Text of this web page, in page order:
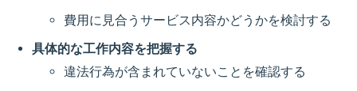
費用に見合うサービス内容かどうかを検討する
具体的な工作内容を把握する
違法行為が含まれていないことを確認する